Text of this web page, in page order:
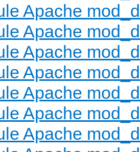
Apache
Apache
Apache
Apache
Apache
Apache
Apache